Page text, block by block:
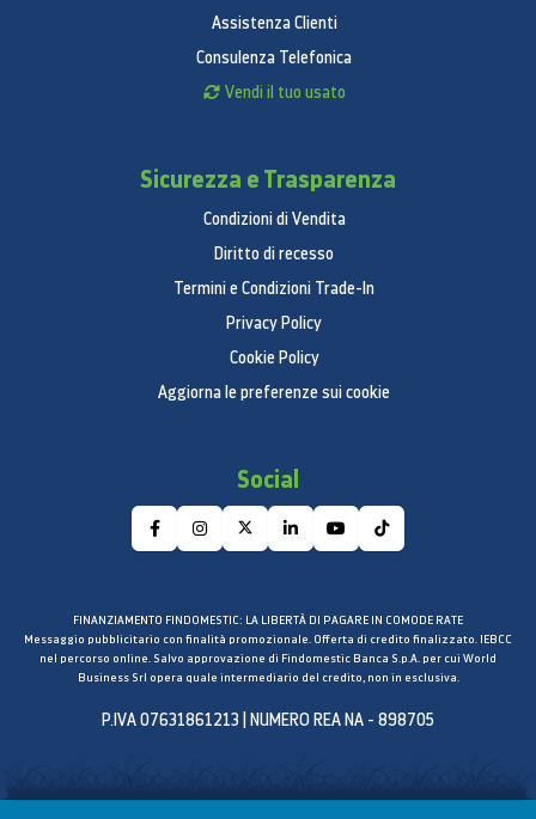
Assistenza Clienti
Consulenza Telefonica
Vendi il tuo usato
Sicurezza e Trasparenza
Condizioni di Vendita
Diritto di recesso
Termini e Condizioni Trade-In
Privacy Policy
Cookie Policy
Aggiorna le preferenze sui cookie
Social
FINANZIAMENTO FINDOMESTIC: LA LIBERTÀ DI PAGARE IN COMODE RATE
Messaggio pubblicitario con finalità promozionale. Offerta di credito finalizzato. IEBCC
nel percorso online. Salvo approvazione di Findomestic Banca S.p.A. per cui World
Business Srl opera quale intermediario del credito, non in esclusiva.
P.IVA 07631861213 | NUMERO REA NA - 898705